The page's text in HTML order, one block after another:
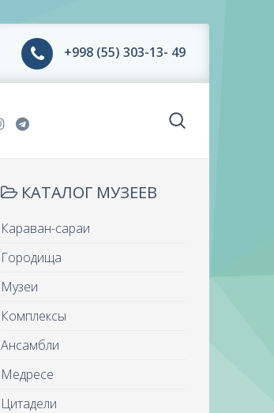
+998 (55) 303-13- 49
КАТАЛОГ МУЗЕЕВ
Караван-сараи
Городища
Музеи
Комплексы
Ансамбли
Медресе
Цитадели